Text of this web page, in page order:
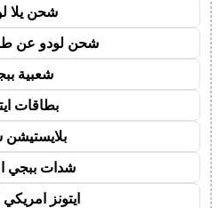
شحن يلا
شحن لودو عن
شعبية
بطاقات
بلايستيشن
شدات ببجي
ايتونز